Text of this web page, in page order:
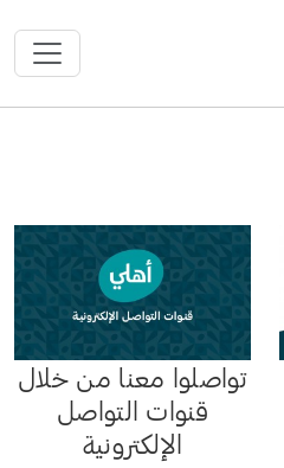
تواصلوا معنا من خلال
قنوات التواصل
الإلكترونية